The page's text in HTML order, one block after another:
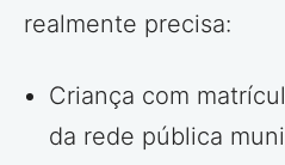
realmente precisa:
Criança com
da rede pública